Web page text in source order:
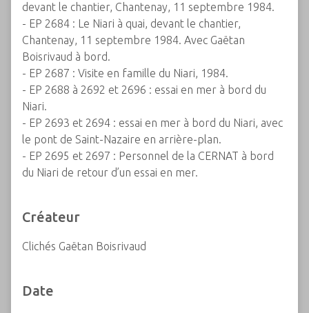
devant le chantier, Chantenay, 11 septembre 1984.
- EP 2684 : Le Niari à quai, devant le chantier,
Chantenay, 11 septembre 1984. Avec Gaëtan
Boisrivaud à bord.
- EP 2687 : Visite en famille du Niari, 1984.
- EP 2688 à 2692 et 2696 : essai en mer à bord du
Niari.
- EP 2693 et 2694 : essai en mer à bord du Niari, avec
le pont de Saint-Nazaire en arrière-plan.
- EP 2695 et 2697 : Personnel de la CERNAT à bord
du Niari de retour d’un essai en mer.
Créateur
Clichés Gaëtan Boisrivaud
Date